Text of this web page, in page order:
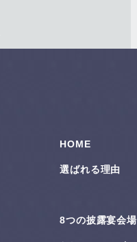
HOME
選ばれる理由
8つの披露宴会場